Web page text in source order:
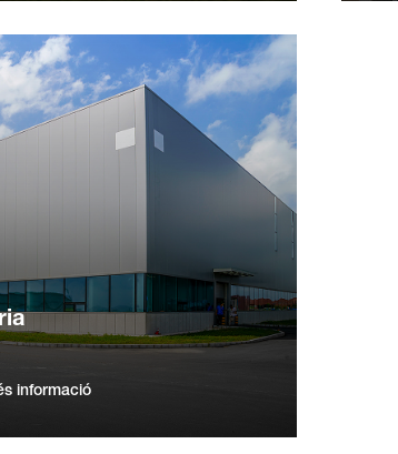
i gimnàs. Descobriu-ne els
neteja industrial exigents en
informació